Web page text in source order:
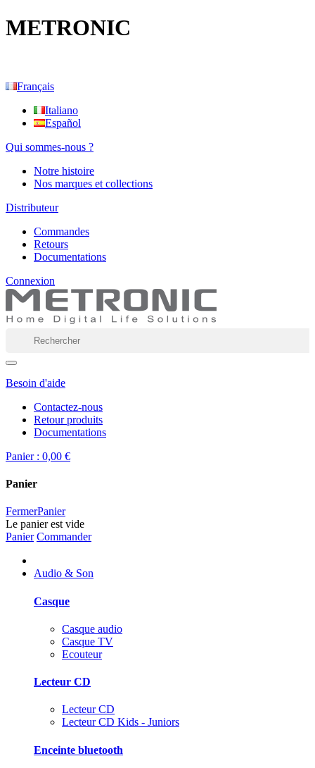
METRONIC
Français
Italiano
Español
Qui sommes-nous ?
Notre histoire
Nos marques et collections
Distributeur
Commandes
Retours
Documentations
Connexion
Besoin d'aide
Contactez-nous
Retour produits
Documentations
Panier : 0,00 €
Panier
FermerPanier
Le panier est vide
Panier Commander
Audio & Son
Casque
Casque audio
Casque TV
Ecouteur
Lecteur CD
Lecteur CD
Lecteur CD Kids - Juniors
Enceinte bluetooth